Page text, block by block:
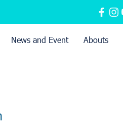
News and Event Abouts